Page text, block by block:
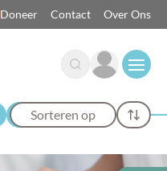
Doneer Contact Over Ons
Sorteren op